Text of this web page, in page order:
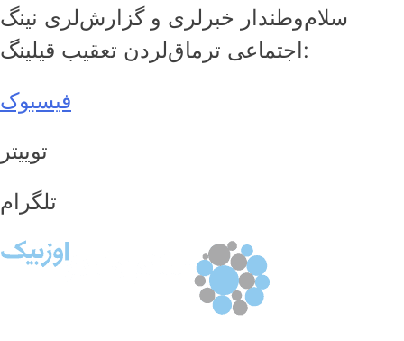
سلام‌وطندار خبرلری و گزارش‌لری نینگ
اجتماعی ترماق‌لردن تعقیب قیلینگ:
فیسبوک
توییتر
تلگرام